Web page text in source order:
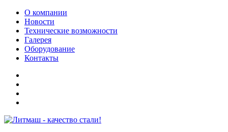
О компании
Новости
Технические возможности
Галерея
Оборудование
Контакты